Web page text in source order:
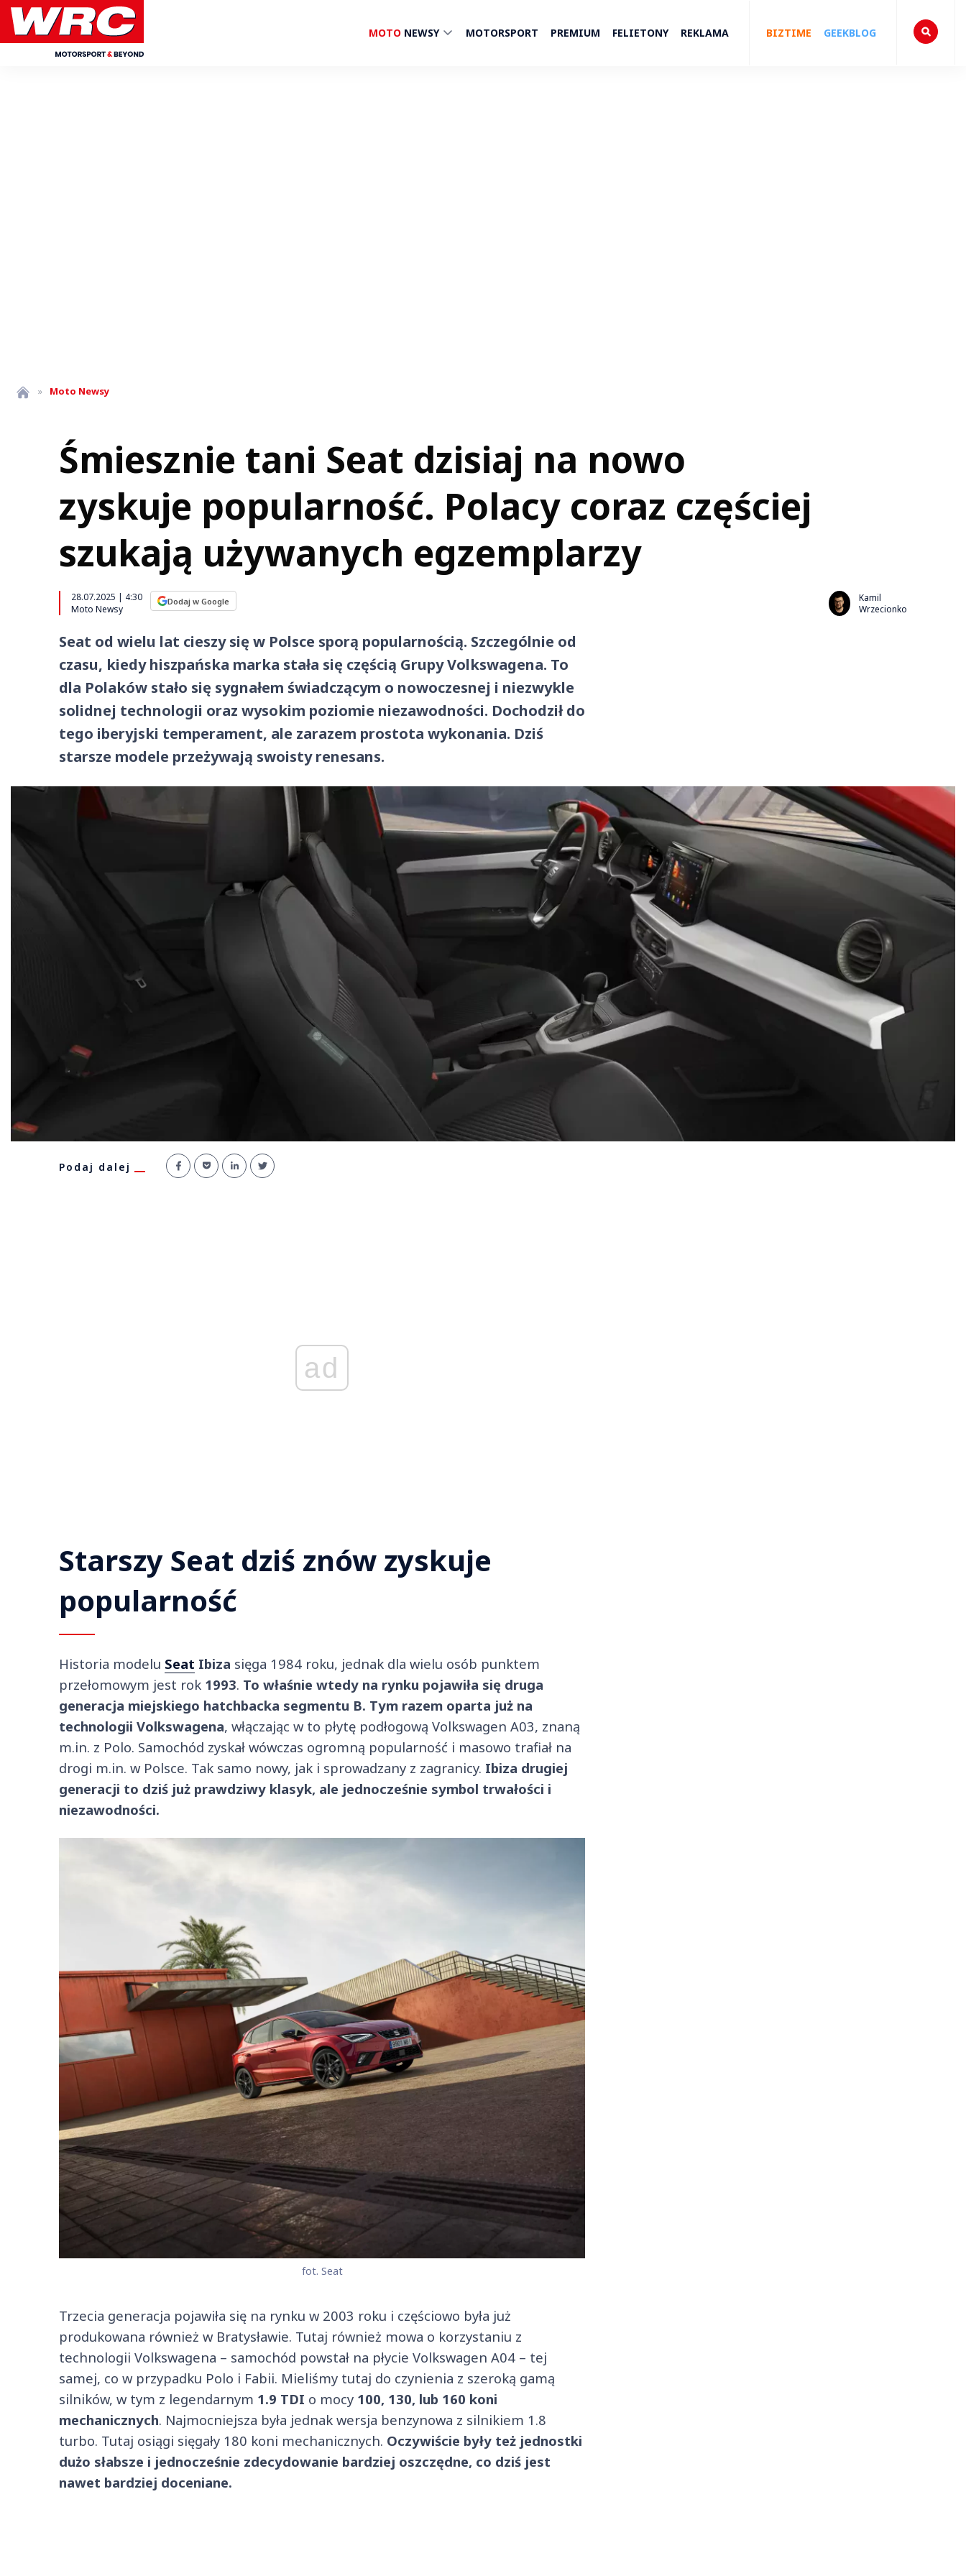
MOTO NEWSY MOTORSPORT PREMIUM FELIETONY REKLAMA BIZTIME GEEKBLOG
» Moto Newsy
Śmiesznie tani Seat dzisiaj na nowo
zyskuje popularność. Polacy coraz częściej
szukają używanych egzemplarzy
28.07.2025 | 4:30
Moto Newsy
Dodaj w Google
Kamil
Wrzecionko
Seat od wielu lat cieszy się w Polsce sporą popularnością. Szczególnie od
czasu, kiedy hiszpańska marka stała się częścią Grupy Volkswagena. To
dla Polaków stało się sygnałem świadczącym o nowoczesnej i niezwykle
solidnej technologii oraz wysokim poziomie niezawodności. Dochodził do
tego iberyjski temperament, ale zarazem prostota wykonania. Dziś
starsze modele przeżywają swoisty renesans.
Podaj dalej
ad
Starszy Seat dziś znów zyskuje
popularność
Historia modelu Seat Ibiza sięga 1984 roku, jednak dla wielu osób punktem
przełomowym jest rok 1993. To właśnie wtedy na rynku pojawiła się druga
generacja miejskiego hatchbacka segmentu B. Tym razem oparta już na
technologii Volkswagena, włączając w to płytę podłogową Volkswagen A03, znaną
m.in. z Polo. Samochód zyskał wówczas ogromną popularność i masowo trafiał na
drogi m.in. w Polsce. Tak samo nowy, jak i sprowadzany z zagranicy. Ibiza drugiej
generacji to dziś już prawdziwy klasyk, ale jednocześnie symbol trwałości i
niezawodności.
fot. Seat
Trzecia generacja pojawiła się na rynku w 2003 roku i częściowo była już
produkowana również w Bratysławie. Tutaj również mowa o korzystaniu z
technologii Volkswagena – samochód powstał na płycie Volkswagen A04 – tej
samej, co w przypadku Polo i Fabii. Mieliśmy tutaj do czynienia z szeroką gamą
silników, w tym z legendarnym 1.9 TDI o mocy 100, 130, lub 160 koni
mechanicznych. Najmocniejsza była jednak wersja benzynowa z silnikiem 1.8
turbo. Tutaj osiągi sięgały 180 koni mechanicznych. Oczywiście były też jednostki
dużo słabsze i jednocześnie zdecydowanie bardziej oszczędne, co dziś jest
nawet bardziej doceniane.